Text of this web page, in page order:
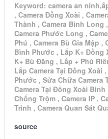
Keyword: camera an
, Camera Đồng Xoài ,
Thành , Camera Bình Long
Camera Phước Long ,
Phú , Camera Bù Gia Mập ,
Bình Phước , Lắp K+ Đồng
K+ Bù Đăng , Lắp + Phú
Lắp Camera Tại Đồng Xoài
Phước , Sửa Chữa Camera
Camera Tại Đồng Xoài
Chống Trộm , Camera IP ,
Trình , Camera Quan Sát
source